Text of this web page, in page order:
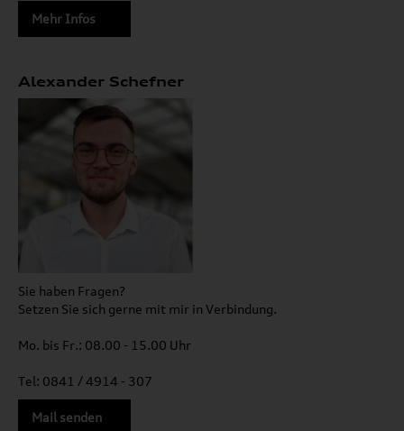
Mehr Infos
Alexander Schefner
Sie haben Fragen?
Setzen Sie sich gerne mit mir in Verbindung.
Mo. bis Fr.: 08.00 - 15.00 Uhr
Tel: 0841 / 4914 - 307
Mail senden